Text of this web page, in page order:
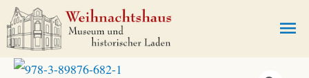
Zum
Inhalt
springen